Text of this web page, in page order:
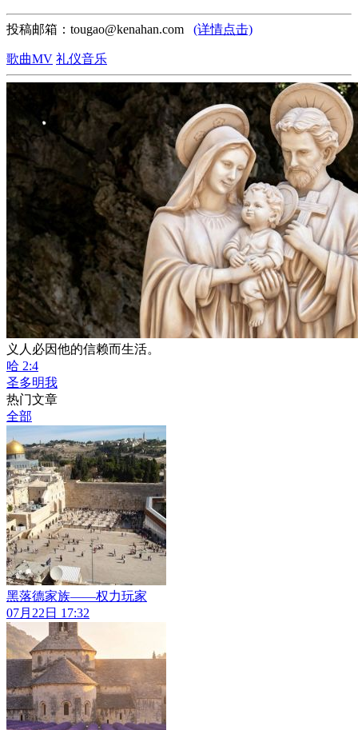
投稿邮箱：tougao@kenahan.com (详情点击)
歌曲MV 礼仪音乐
义人必因他的信赖而生活。
哈 2:4
圣多明我
热门文章
全部
黑落德家族——权力玩家
07月22日 17:32